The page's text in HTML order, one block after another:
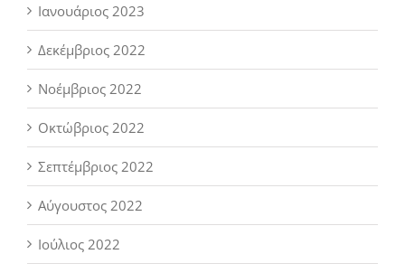
Ιανουάριος 2023
Δεκέμβριος 2022
Νοέμβριος 2022
Οκτώβριος 2022
Σεπτέμβριος 2022
Αύγουστος 2022
Ιούλιος 2022